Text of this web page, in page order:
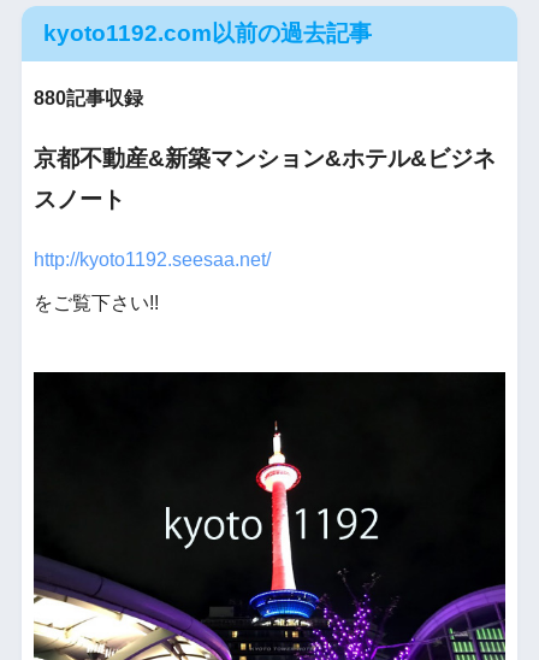
kyoto1192.com以前の過去記事
880記事収録
京都不動産&新築マンション&ホテル&ビジネ
スノート
http://kyoto1192.seesaa.net/
をご覧下さい!!